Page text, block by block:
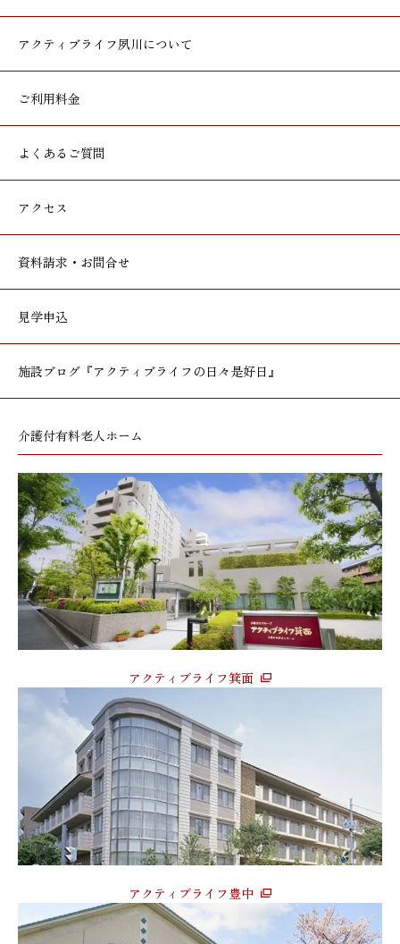
アクティブライフ夙川について
ご利用料金
よくあるご質問
アクセス
資料請求・お問合せ
見学申込
施設ブログ 『アクティブライフの日々是好日』
介護付有料老人ホーム
アクティブライフ箕面
アクティブライフ豊中